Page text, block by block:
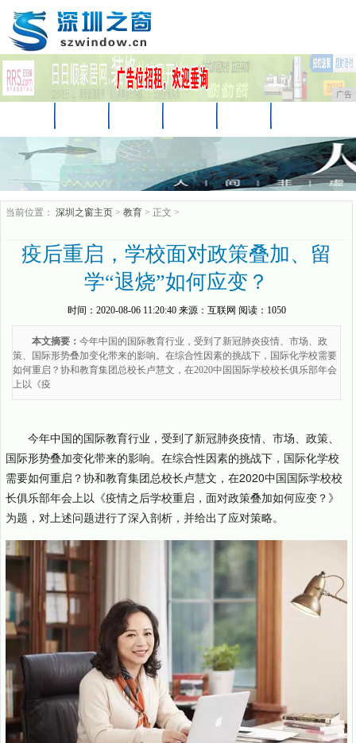
广告
家居 教育
当前位置： 深圳之窗主页 > 教育 > 正文 >
疫后重启，学校面对政策叠加、留
学“退烧”如何应变？
时间： 2020-08-06 11:20:40来源： 互联网 阅读：1050
本文摘要： 今年中国的国际教育行业，受到了新冠肺炎疫情、市场、政
策、国际形势叠加变化带来的影响。在综合性因素的挑战下，国际化学校需要
如何重启？协和教育集团总校长卢慧文，在2020中国国际学校校长俱乐部年会
上以《疫
今年中国的国际教育行业，受到了新冠肺炎疫情、市场、政策、
国际形势叠加变化带来的影响。在综合性因素的挑战下，国际化学校
需要如何重启？协和教育集团总校长卢慧文，在2020中国国际学校校
长俱乐部年会上以《疫情之后学校重启，面对政策叠加如何应变？》
为题，对上述问题进行了深入剖析，并给出了应对策略。